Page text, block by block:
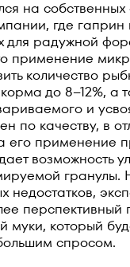
на собственных
где гаприн
для радужной
применение
количество
до 8–12%, а
и
по качеству, в
его применение
возможность
гранулы.
недостатков,
перспективный
муки, который
спросом.